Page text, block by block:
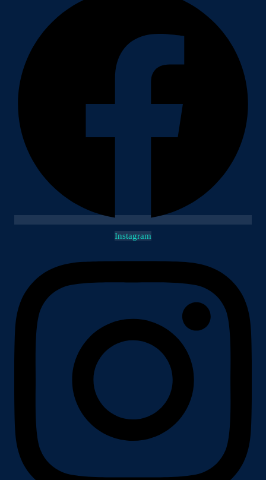
Instagram